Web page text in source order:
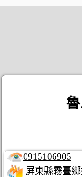
0915106905
屏東縣霧臺